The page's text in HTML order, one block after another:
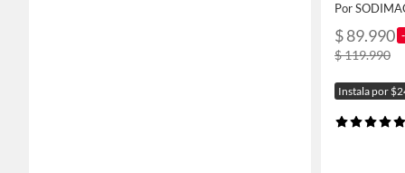
Por
$ 89.990
$ 119.990
Instala por